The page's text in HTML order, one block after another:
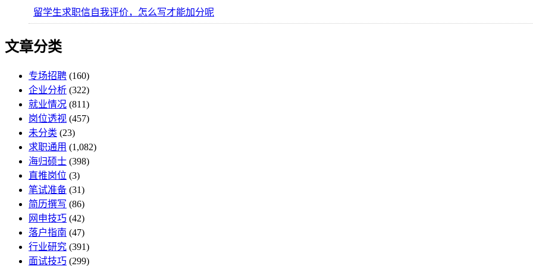
留学生求职信自我评价，怎么写才能加分呢
文章分类
专场招聘 (160)
企业分析 (322)
就业情况 (811)
岗位透视 (457)
未分类 (23)
求职通用 (1,082)
海归硕士 (398)
直推岗位 (3)
笔试准备 (31)
简历撰写 (86)
网申技巧 (42)
落户指南 (47)
行业研究 (391)
面试技巧 (299)